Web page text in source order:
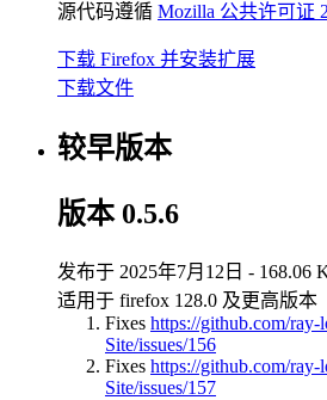
源代码遵循 Mozilla 公共许可证
下载 Firefox 并安装扩展
下载文件
较早版本
版本 0.5.6
发布于 2025年7月12日 - 168.06
适用于 firefox 128.0 及更高版本
Fixes https://github.com/
Site/issues/156
Fixes https://github.com/
Site/issues/157